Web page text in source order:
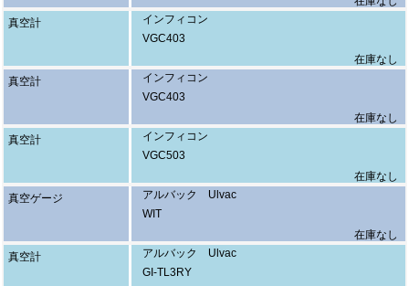
真空計
インフィコン
VGC403
在庫なし
真空計
インフィコン
VGC403
在庫なし
真空計
インフィコン
VGC503
在庫なし
真空ゲージ
アルバック Ulvac
WIT
在庫なし
真空計
アルバック Ulvac
GI-TL3RY